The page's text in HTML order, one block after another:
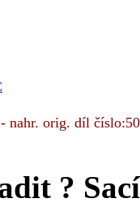
nahr. orig. díl
?